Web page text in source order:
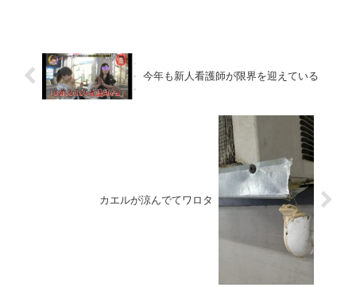
今年も新人看護師が限界を迎えている
カエルが涼んでてワロタ